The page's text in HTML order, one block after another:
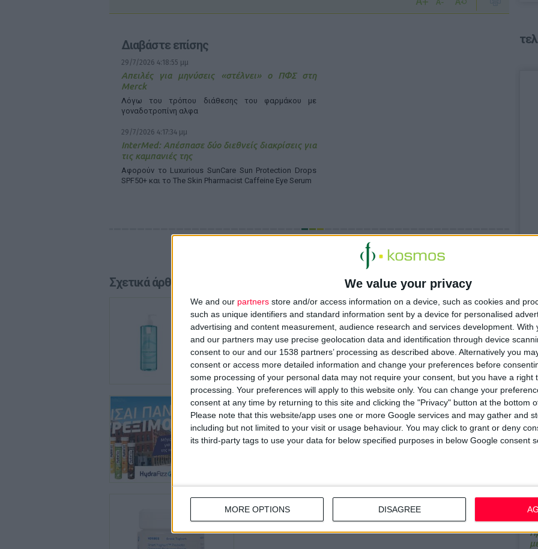
We value your privacy
We and our partners store and/or access information on a device, such as cookies and
such as unique identifiers and standard information sent by a device for personalised
advertising and content measurement, audience research and services development. With
and our partners may use precise geolocation data and identification through device
consent to our and our 1538 partners’ processing as described above. Alternatively you
consent or access more detailed information and change your preferences before
some processing of your personal data may not require your consent, but you have a right
processing. Your preferences will apply to this website only. You can change your
consent at any time by returning to this site and clicking the "Privacy" button at the bottom
Please note that this website/app uses one or more Google services and may gather and
including but not limited to your visit or usage behaviour. You may click to grant or deny
its third-party tags to use your data for below specified purposes in below Google consent
MORE OPTIONS DISAGREE
Διαβάστε επίσης
29/7/2026 4:18:55 μμ
Απειλές για μηνύσεις «στέλνει» ο ΠΦΣ στη
Merck
Λόγω του τρόπου διάθεσης του φαρμάκου με
γοναδοτροπίνη αλφα
29/7/2026 4:17:34 μμ
InterMed: Απέσπασε δύο διεθνείς διακρίσεις για
τις καμπανιές της
Αφορούν το Luxurious SunCare Sun Protection Drops
SPF50+ και το The Skin Pharmacist Caffeine Eye Serum
Σχετικά άρθρα
29/7/2026 4:12:14 μμ
La Roche Posay: Νέα προϊόντα Effaclar Supramolecular
Ολοκληρωμένη ρουτίνα για το λιπαρό δέρμα: καθαρισμός & έλεγχος
λιπαρότητας
24/7/2026 10:23:43 πμ
HYDRAFIZZ: Μέγιστη ενυδάτωση για τους αθλητές της
καθημερινότητας
Νέα σειρά από τις εταιρείες ΒΙΑΝΕΞ & ΒΙΑΝ
22/7/2026 4:48:02 μμ
Νέα Smart Yoghurt™ Κρέμα Νύχτας με Προβιοτικά